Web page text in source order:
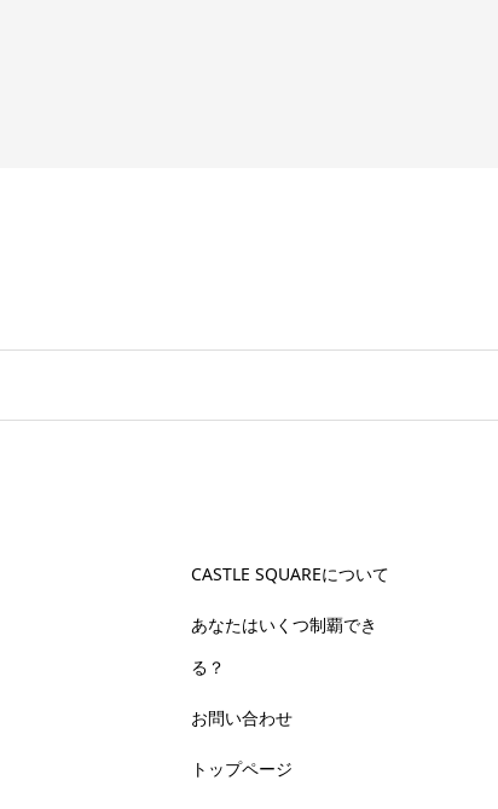
CASTLE SQUAREについて
あなたはいくつ制覇でき
る？
お問い合わせ
トップページ